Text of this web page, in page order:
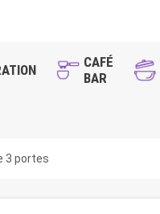
CAFÉ
BAR
3 portes